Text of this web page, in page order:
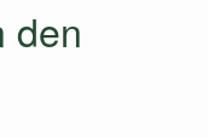
den